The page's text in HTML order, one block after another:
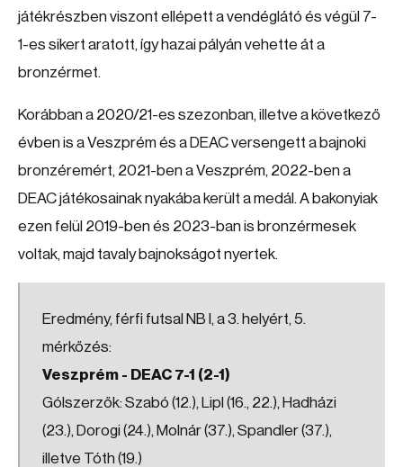
játékrészben viszont ellépett a vendéglátó és végül 7-
1-es sikert aratott, így hazai pályán vehette át a
bronzérmet.
Korábban a 2020/21-es szezonban, illetve a következő
évben is a Veszprém és a DEAC versengett a bajnoki
bronzéremért, 2021-ben a Veszprém, 2022-ben a
DEAC játékosainak nyakába került a medál. A bakonyiak
ezen felül 2019-ben és 2023-ban is bronzérmesek
voltak, majd tavaly bajnokságot nyertek.
Eredmény, férfi futsal NB I, a 3. helyért, 5.
mérkőzés:
Veszprém - DEAC 7-1 (2-1)
Gólszerzők: Szabó (12.), Lipl (16., 22.), Hadházi
(23.), Dorogi (24.), Molnár (37.), Spandler (37.),
illetve Tóth (19.)